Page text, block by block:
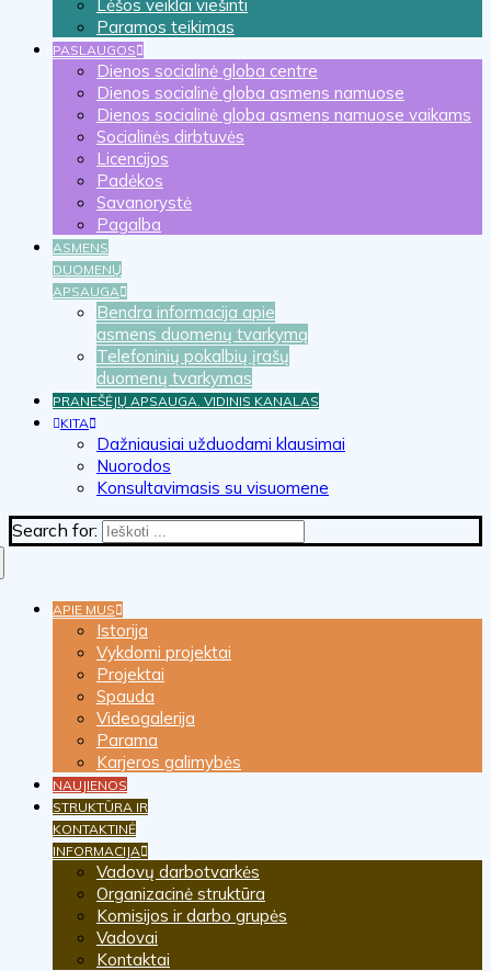
Lėšos veiklai viešinti
Paramos teikimas
PASLAUGOS
Dienos socialinė globa centre
Dienos socialinė globa asmens namuose
Dienos socialinė globa asmens namuose vaikams
Socialinės dirbtuvės
Licencijos
Padėkos
Savanorystė
Pagalba
ASMENS
DUOMENŲ
APSAUGA
Bendra informacija apie
asmens duomenų tvarkymą
Telefoninių pokalbių įrašų
duomenų tvarkymas
PRANEŠĖJŲ APSAUGA. VIDINIS KANALAS
KITA
Dažniausiai užduodami klausimai
Nuorodos
Konsultavimasis su visuomene
Search for:
APIE MUS
Istorija
Vykdomi projektai
Projektai
Spauda
Videogalerija
Parama
Karjeros galimybės
NAUJIENOS
STRUKTŪRA IR
KONTAKTINĖ
INFORMACIJA
Vadovų darbotvarkės
Organizacinė struktūra
Komisijos ir darbo grupės
Vadovai
Kontaktai